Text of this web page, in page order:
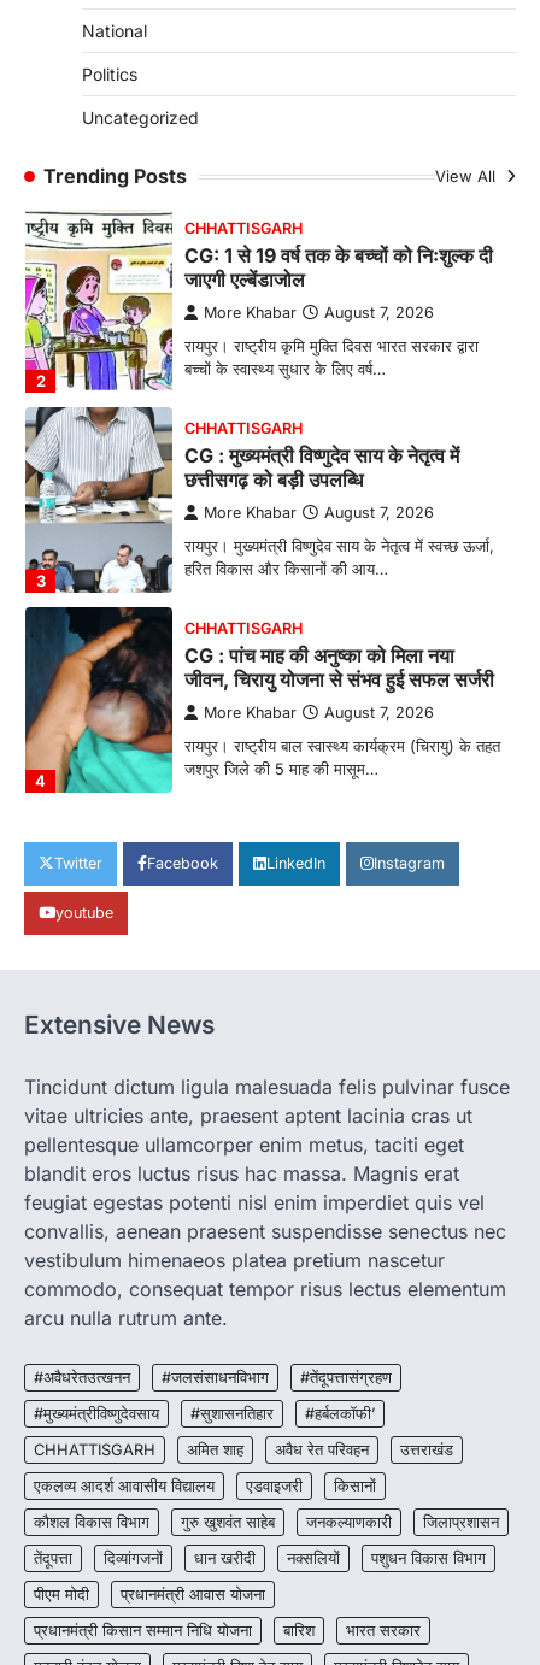
National
Politics
Uncategorized
Trending Posts View All
CG: छिपली की दीदियों का कमाल, बकरी
बनाने की दिशा में जिले के नगरी…
2
CHHATTISGARH
CG: 1 से 19 वर्ष तक के बच्चों को निःशुल्क दी
जाएगी एल्बेंडाजोल
More Khabar August 7, 2026
रायपुर। राष्ट्रीय कृमि मुक्ति दिवस भारत सरकार द्वारा
बच्चों के स्वास्थ्य सुधार के लिए वर्ष…
3
CHHATTISGARH
CG : मुख्यमंत्री विष्णुदेव साय के नेतृत्व में
छत्तीसगढ़ को बड़ी उपलब्धि
More Khabar August 7, 2026
रायपुर। मुख्यमंत्री विष्णुदेव साय के नेतृत्व में स्वच्छ ऊर्जा,
हरित विकास और किसानों की आय…
4
CHHATTISGARH
CG : पांच माह की अनुष्का को मिला नया
जीवन, चिरायु योजना से संभव हुई सफल सर्जरी
More Khabar August 7, 2026
रायपुर। राष्ट्रीय बाल स्वास्थ्य कार्यक्रम (चिरायु) के तहत
जशपुर जिले की 5 माह की मासूम…
CG: छिपली की दीदियों का कमाल, बकरी
पालन से बढ़ी आय और मजबूत हुआ आत्मविश्वास
बनाने की दिशा में जिले के नगरी…
2
CHHATTISGARH
जाएगी एल्बेंडाजोल
More Khabar August 7, 2026
रायपुर। राष्ट्रीय कृमि मुक्ति दिवस भारत सरकार द्वारा
बच्चों के स्वास्थ्य सुधार के लिए वर्ष…
3
CHHATTISGARH
CG : मुख्यमंत्री विष्णुदेव साय के नेतृत्व में
छत्तीसगढ़ को बड़ी उपलब्धि
More Khabar
हरित विकास और किसानों की आय…
4
CHHATTISGARH
CG : पांच माह की अनुष्का को मिला नया
जीवन, चिरायु योजना से संभव हुई सफल सर्जरी
More Khabar August 7, 2026
रायपुर। राष्ट्रीय बाल स्वास्थ्य कार्यक्रम (चिरायु) के तहत
जशपुर जिले की 5 माह की मासूम…
Twitter Facebook LinkedIn Instagram
youtube
Extensive News
Tincidunt dictum ligula malesuada felis pulvinar fusce
vitae ultricies ante, praesent aptent lacinia cras ut
pellentesque ullamcorper enim metus, taciti eget
blandit eros luctus risus hac massa. Magnis erat
feugiat egestas potenti nisl enim imperdiet quis vel
convallis, aenean praesent suspendisse senectus nec
vestibulum himenaeos platea pretium nascetur
commodo, consequat tempor risus lectus elementum
arcu nulla rutrum ante.
#अवैधरेतउत्खनन #जलसंसाधनविभाग
#तेंदूपत्तासंग्रहण
#मुख्यमंत्रीविष्णुदेवसाय
#सुशासनतिहार
#हर्बलकॉफी’
CHHATTISGARH
अमित शाह अवैध रेत परिवहन
उत्तराखंड
एकलव्य आदर्श आवासीय विद्यालय
एडवाइजरी
किसानों
कौशल विकास विभाग
गुरु खुशवंत साहेब जनकल्याणकारी
जिलाप्रशासन
तेंदूपत्ता
दिव्यांगजनों धान खरीदी नक्सलियों
पशुधन विकास विभाग
पीएम मोदी
प्रधानमंत्री आवास योजना
प्रधानमंत्री किसान सम्मान निधि योजना
बारिश
भारत सरकार